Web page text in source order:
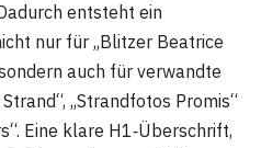
entsteht ein
nur für „Blitzer Beatrice
auch für verwandte
„Strandfotos Promis“
Eine klare H1‑Überschrift,